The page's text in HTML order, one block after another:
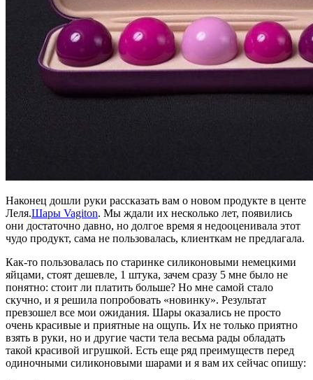
Наконец дошли руки рассказать вам о новом продукте в центе
Леля.Шары Vagiton. Мы ждали их несколько лет, появились
они достаточно давно, но долгое время я недооценивала этот
чудо продукт, сама не пользовалась, клиенткам не предлагала.
Как-то пользовалась по старинке силиконовыми немецкими
яйцами, стоят дешевле, 1 штука, зачем сразу 5 мне было не
понятно: стоит ли платить больше? Но мне самой стало
скучно, и я решила попробовать «новинку». Результат
превзошел все мои ожидания. Шары оказались не просто
очень красивые и приятные на ощупь. Их не только приятно
взять в руки, но и другие части тела весьма рады обладать
такой красивой игрушкой. Есть еще ряд преимуществ перед
одиночными силиконовыми шарами и я вам их сейчас опишу: